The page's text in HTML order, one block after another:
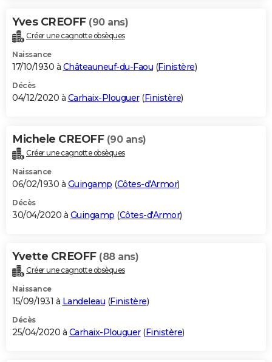
Yves CREOFF (90 ans)
Créer une cagnotte obsèques
Naissance
17/10/1930 à Châteauneuf-du-Faou (Finistère)
Décès
04/12/2020 à Carhaix-Plouguer(Finistère)
Michele CREOFF (90 ans)
Créer une cagnotte obsèques
Naissance
06/02/1930 à Guingamp (Côtes-d'Armor)
Décès
30/04/2020 à Guingamp (Côtes-d'Armor)
Yvette CREOFF (88 ans)
Créer une cagnotte obsèques
Naissance
15/09/1931 à Landeleau (Finistère)
Décès
25/04/2020 à Carhaix-Plouguer(Finistère)